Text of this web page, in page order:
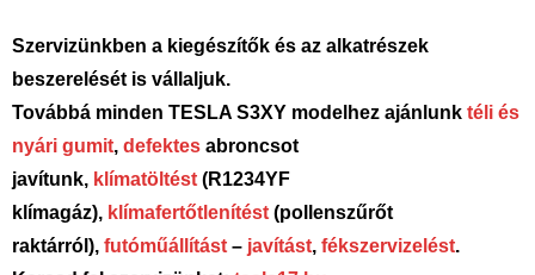
Szervizünkben a kiegészítők és az alkatrészek
beszerelését is vállaljuk.
Továbbá minden TESLA S3XY modelhez ajánlunk téli és
nyári gumit, defektes abroncsot
javítunk, klímatöltést (R1234YF
klímagáz), klímafertőtlenítést (pollenszűrőt
raktárról), futóműállítást – javítást, fékszervizelést.